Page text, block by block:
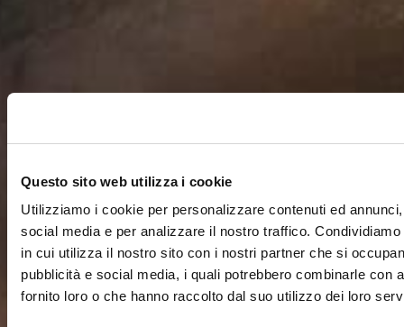
Questo sito web utilizza i cookie
Utilizziamo i cookie per personalizzare contenuti ed
social media e per analizzare il nostro traffico.
in cui utilizza il nostro sito con i nostri partner che si
pubblicità e social media, i quali potrebbero combinarle con
fornito loro o che hanno raccolto dal suo utilizzo dei loro